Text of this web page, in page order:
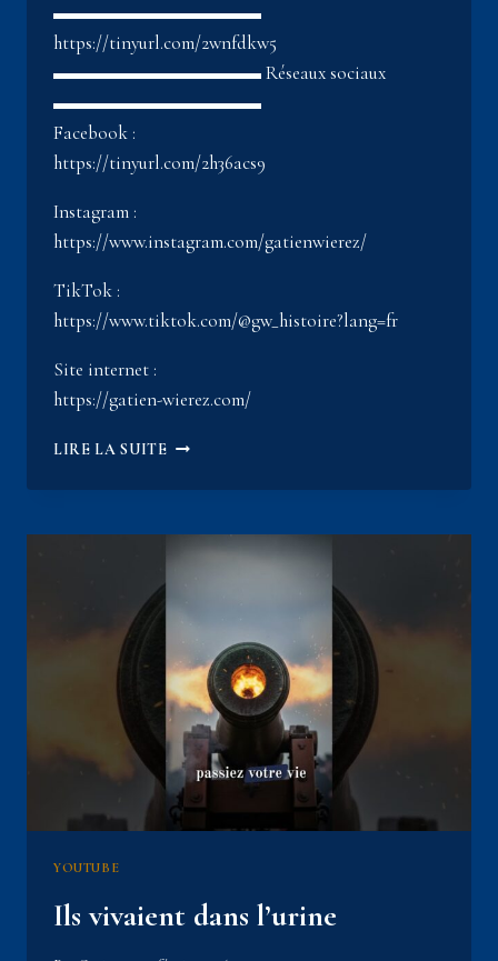
▬▬▬▬▬▬▬▬▬▬▬
https://tinyurl.com/2wnfdkw5
▬▬▬▬▬▬▬▬▬▬▬ Réseaux sociaux
▬▬▬▬▬▬▬▬▬▬▬
Facebook :
https://tinyurl.com/2h36acs9
Instagram :
https://www.instagram.com/gatienwierez/
TikTok :
https://www.tiktok.com/@gw_histoire?lang=fr
Site internet :
https://gatien-wierez.com/
LIRE LA SUITELES
:
« CHINEURS »
#LOUISSÉBASTIENMERCIER
EP23
YOUTUBE
Ils vivaient dans l’urine